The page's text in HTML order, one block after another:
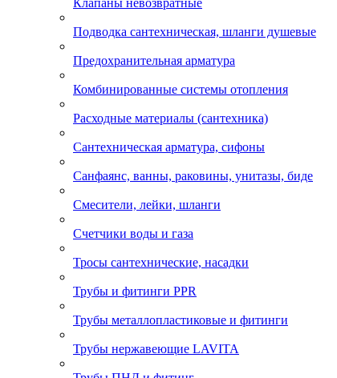
Клапаны невозвратные
Подводка сантехническая, шланги душевые
Предохранительная арматура
Комбинированные системы отопления
Расходные материалы (сантехника)
Сантехническая арматура, сифоны
Санфаянс, ванны, раковины, унитазы, биде
Смесители, лейки, шланги
Счетчики воды и газа
Тросы сантехнические, насадки
Трубы и фитинги PPR
Трубы металлопластиковые и фитинги
Трубы нержавеющие LAVITA